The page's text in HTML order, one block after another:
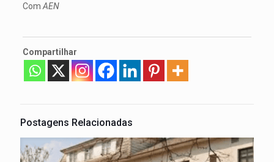
Com AEN
Compartilhar
Postagens Relacionadas